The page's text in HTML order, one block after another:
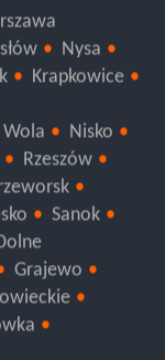
Nysa
Krapkowice
Nisko
Rzeszów
Sanok
Grajewo